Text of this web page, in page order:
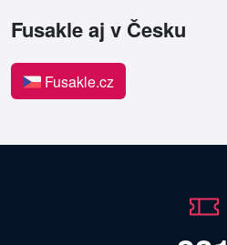
Fusakle aj v Česku
Fusakle.cz